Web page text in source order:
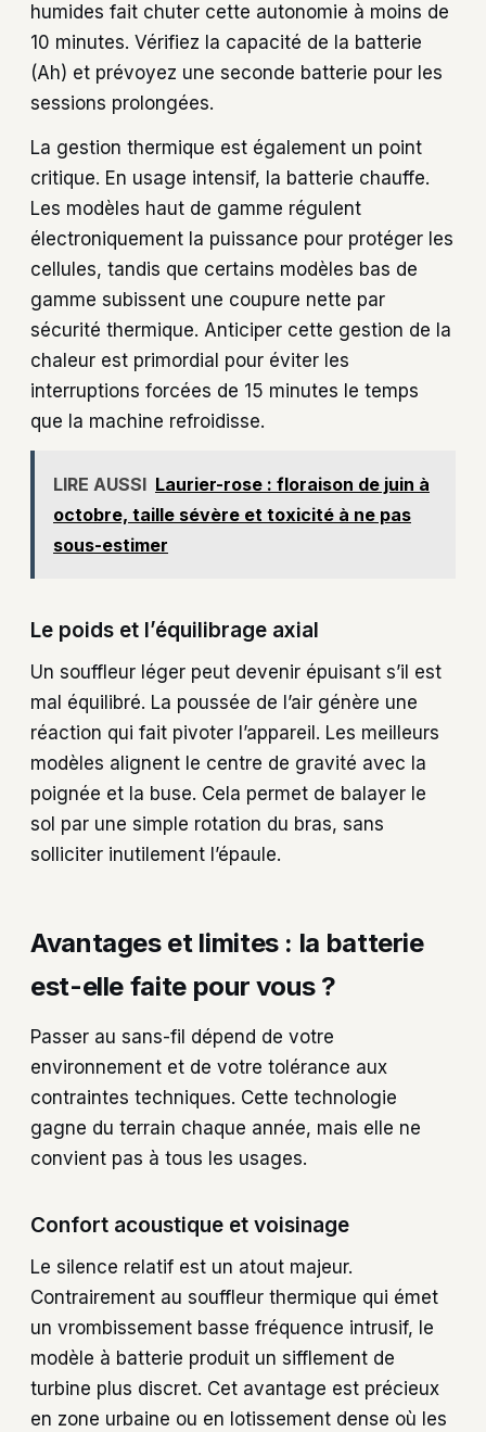
humides fait chuter cette autonomie à moins de
10 minutes. Vérifiez la capacité de la batterie
(Ah) et prévoyez une seconde batterie pour les
sessions prolongées.
La gestion thermique est également un point
critique. En usage intensif, la batterie chauffe.
Les modèles haut de gamme régulent
électroniquement la puissance pour protéger les
cellules, tandis que certains modèles bas de
gamme subissent une coupure nette par
sécurité thermique. Anticiper cette gestion de la
chaleur est primordial pour éviter les
interruptions forcées de 15 minutes le temps
que la machine refroidisse.
LIRE AUSSI Laurier-rose : floraison de juin à
octobre, taille sévère et toxicité à ne pas
sous-estimer
Le poids et l’équilibrage axial
Un souffleur léger peut devenir épuisant s’il est
mal équilibré. La poussée de l’air génère une
réaction qui fait pivoter l’appareil. Les meilleurs
modèles alignent le centre de gravité avec la
poignée et la buse. Cela permet de balayer le
sol par une simple rotation du bras, sans
solliciter inutilement l’épaule.
Avantages et limites : la batterie
est-elle faite pour vous ?
Passer au sans-fil dépend de votre
environnement et de votre tolérance aux
contraintes techniques. Cette technologie
gagne du terrain chaque année, mais elle ne
convient pas à tous les usages.
Confort acoustique et voisinage
Le silence relatif est un atout majeur.
Contrairement au souffleur thermique qui émet
un vrombissement basse fréquence intrusif, le
modèle à batterie produit un sifflement de
turbine plus discret. Cet avantage est précieux
en zone urbaine ou en lotissement dense où les